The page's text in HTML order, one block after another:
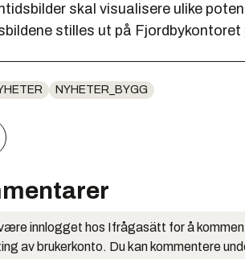
skal visualisere ulike
stilles ut på
NYHETER_BYGG
innlogget hos Ifrågasätt for å
av brukerkonto. Du kan kommentere